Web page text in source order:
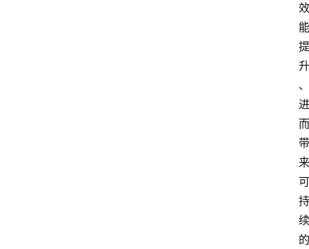
效
能
提
升
、
进
而
带
来
可
持
续
的